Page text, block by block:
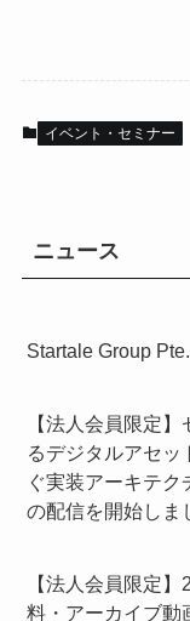
イベント・セミナー
ニュース
Startale Group
【法人会員限定
るデジタルアセ
ぐ実装アーキテ
の配信を開始しま
【法人会員限定
料・アーカイブ動